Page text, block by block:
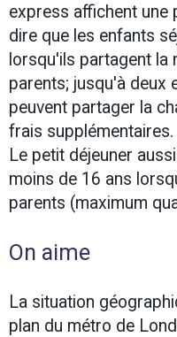
express affichent une
dire que les enfants
lorsqu'ils partagent la
parents; jusqu'à deux
peuvent partager la
frais supplémentaires.
Le petit déjeuner
moins de 16 ans
parents (maximum
On aime
La situation
plan du métro de